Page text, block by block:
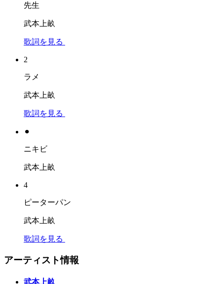
先生
武本上畝
歌詞を見る
2
ラメ
武本上畝
歌詞を見る
⚫︎
ニキビ
武本上畝
4
ピーターパン
武本上畝
歌詞を見る
アーティスト情報
武本上畝